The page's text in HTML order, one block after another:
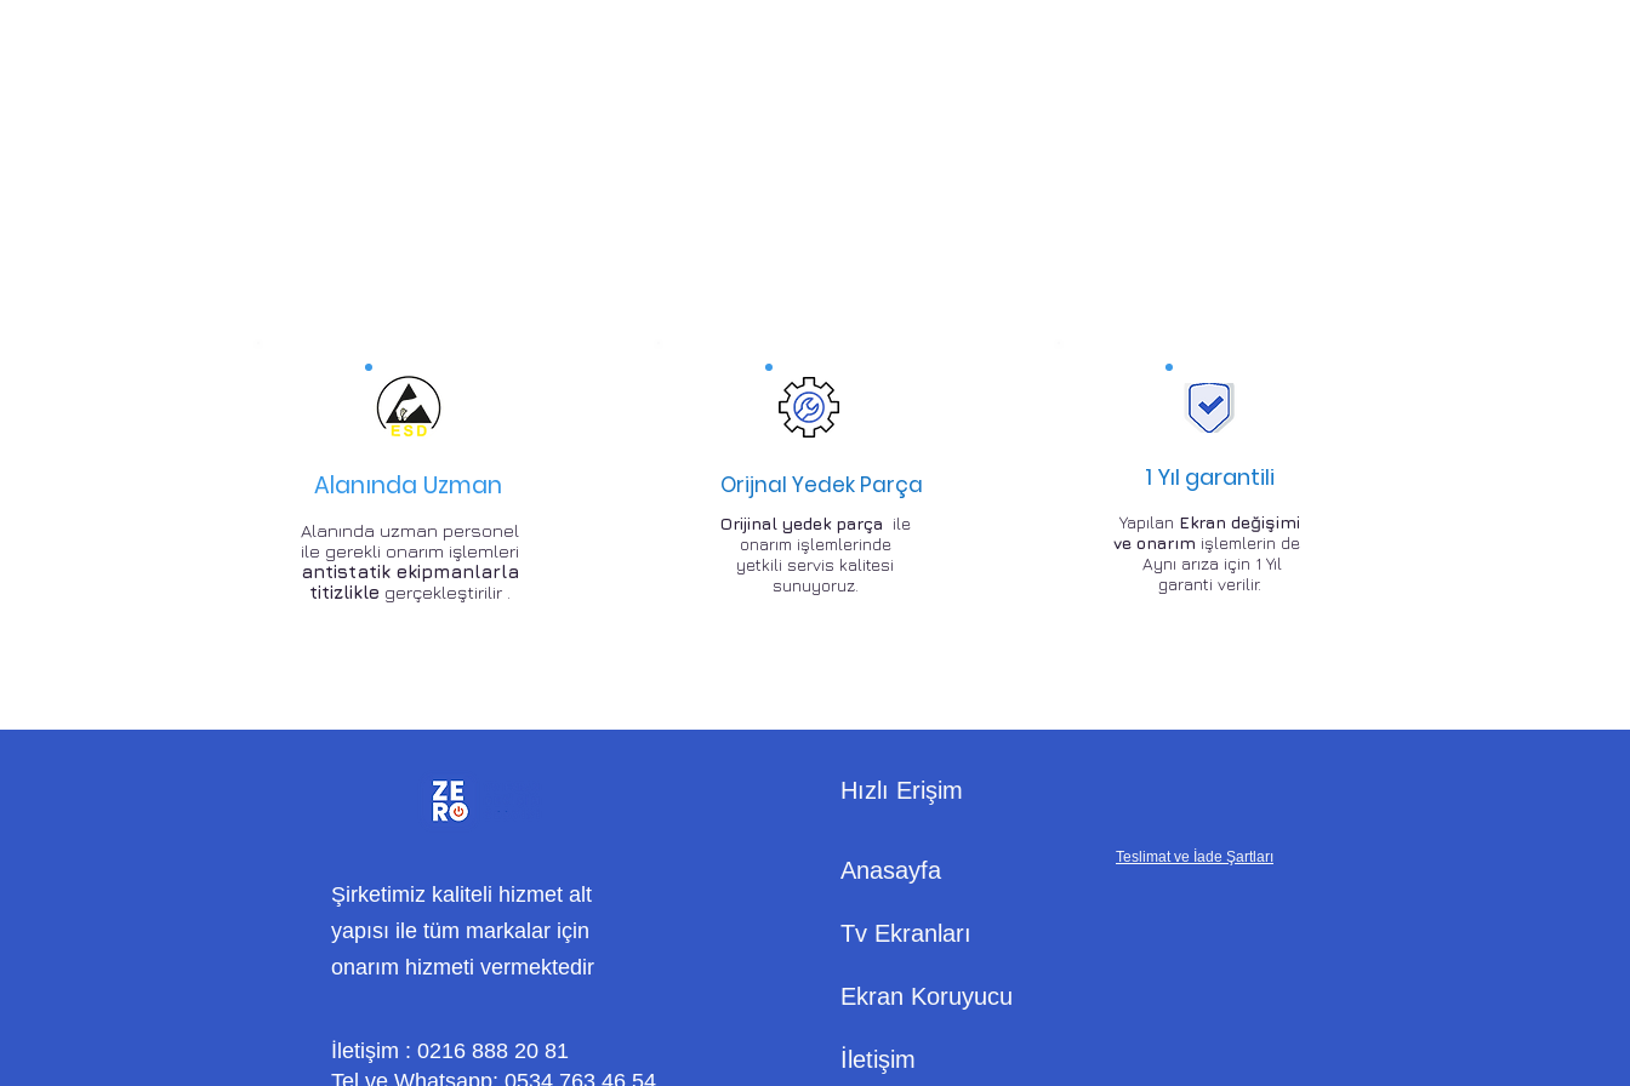
Alanında Uzman
Alanında uzman personel
ile gerekli onarım işlemleri
antistatik ekipmanlarla
titizlikle gerçekleştirilir .
Orijnal Yedek Parça
Orijinal yedek parça ile
onarım işlemlerinde
yetkili servis kalitesi
sunuyoruz.
1 Yıl garantili
Yapılan Ekran değişimi
ve onarım işlemlerin de
Aynı arıza için 1 Yıl
garanti verilir.
Şirketimiz kaliteli hizmet alt
yapısı ile tüm markalar için
onarım hizmeti vermektedir
İletişim : 0216 888 20 81
Tel ve Whatsapp: 0534 763 46 54
Hızlı Erişim
Anasayfa
Tv Ekranları
Ekran Koruyucu
İletişim
Teslimat ve İade Şartları